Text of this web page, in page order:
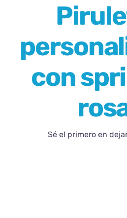
con
Sé el primero en